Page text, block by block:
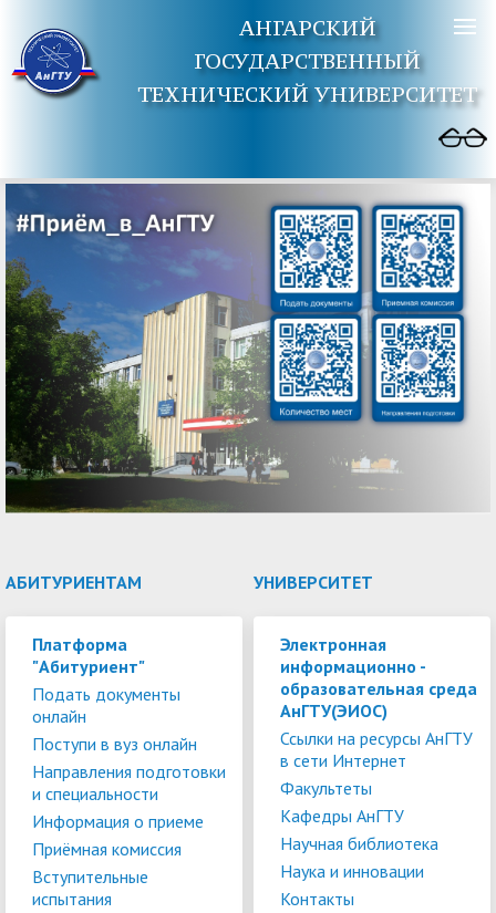
АНГАРСКИЙ
ГОСУДАРСТВЕННЫЙ
ТЕХНИЧЕСКИЙ УНИВЕРСИТЕТ
АБИТУРИЕНТАМ
Платформа
"Абитуриент"
Подать документы
онлайн
Поступи в вуз онлайн
Направления подготовки
и специальности
Информация о приеме
Приёмная комиссия
Вступительные
испытания
УНИВЕРСИТЕТ
Электронная
информационно -
образовательная среда
АнГТУ(ЭИОС)
Ссылки на ресурсы АнГТУ
в сети Интернет
Факультеты
Кафедры АнГТУ
Научная библиотека
Наука и инновации
Контакты